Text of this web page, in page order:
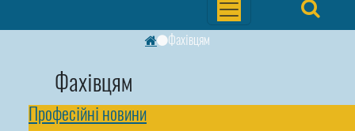
Фахівцям
Фахівцям
Професійні новини